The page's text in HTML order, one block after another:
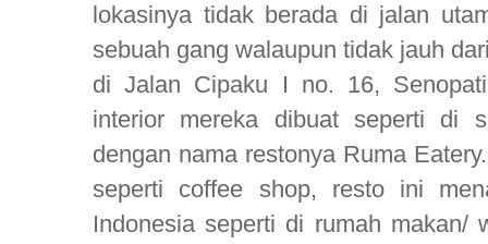
lokasinya tidak berada di jalan
sebuah gang walaupun tidak jauh
di Jalan Cipaku I no. 16,
interior mereka dibuat seperti di
dengan nama restonya Ruma
seperti coffee shop, resto ini
Indonesia seperti di rumah makan/